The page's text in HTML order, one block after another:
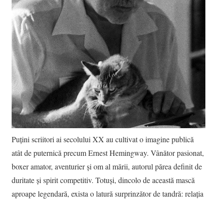
Puțini scriitori ai secolului XX au cultivat o imagine publică
atât de puternică precum Ernest Hemingway. Vânător pasionat,
boxer amator, aventurier și om al mării, autorul părea definit de
duritate și spirit competitiv. Totuși, dincolo de această mască
aproape legendară, exista o latură surprinzător de tandră: relația